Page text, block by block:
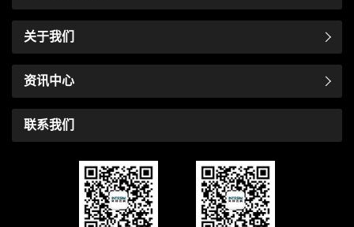
关于我们
资讯中心
联系我们